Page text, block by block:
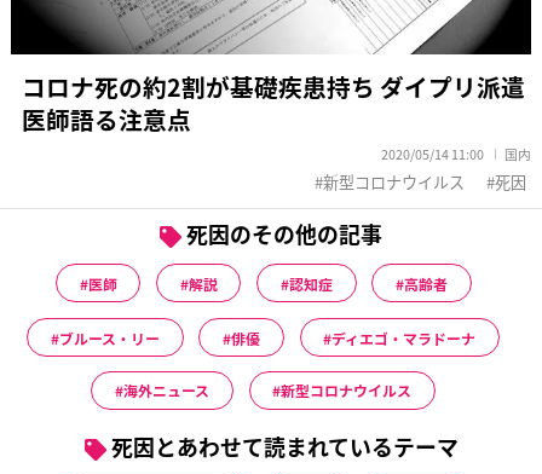
コロナ死の約2割が基礎疾患持ち ダイプリ派遣
医師語る注意点
2020/05/14 11:00 国内
新型コロナウイルス 死因
死因のその他の記事
医師 解説 認知症 高齢者
ブルース・リー 俳優 ディエゴ・マラドーナ
海外ニュース 新型コロナウイルス
死因とあわせて読まれているテーマ